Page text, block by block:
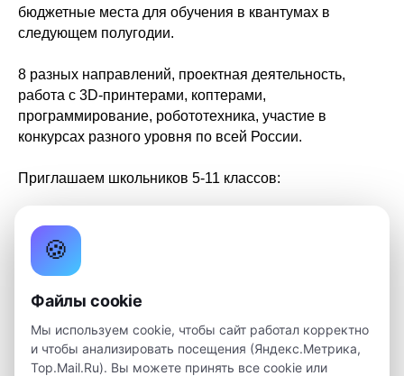
бюджетные места для обучения в квантумах в
следующем полугодии.
8 разных направлений, проектная деятельность,
работа с 3D-принтерами, коптерами,
программирование, робототехника, участие в
конкурсах разного уровня по всей России.
Приглашаем школьников 5-11 классов:
и программирование на самых актуальных языках,
работают на мощных компьютерах, разрабатывают
В биоквантуме они ухаживают за редкими
животными, проводят эксперименты с
микроорганизмами, используют высокоточный
🍪
Файлы cookie
Мы используем cookie, чтобы сайт работал корректно
и чтобы анализировать посещения (Яндекс.Метрика,
Top.Mail.Ru). Вы можете принять все cookie или